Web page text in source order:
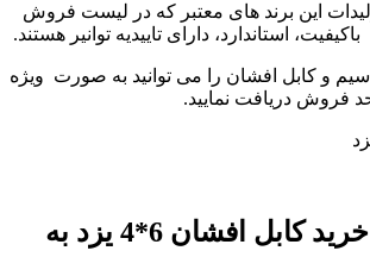
این برند های معتبر که در لیست فروش
باکیفیت، استاندارد، دارای تاییدیه توانیر هستند.
و کابل افشان را می توانید به صورت ویژه
فروش دریافت نمایید.
ثبت سفارش خرید کابل افشان 6*4 یزد به